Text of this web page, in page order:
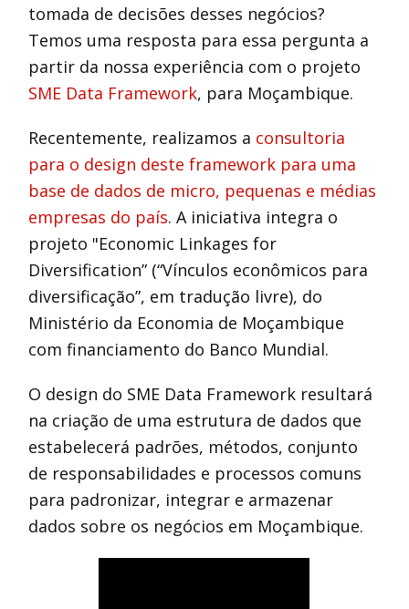
tomada de decisões desses negócios?
Temos uma resposta para essa pergunta a
partir da nossa experiência com o projeto
SME Data Framework, para Moçambique.
Recentemente, realizamos a consultoria
para o design deste framework para uma
base de dados de micro, pequenas e médias
empresas do país. A iniciativa integra o
projeto "Economic Linkages for
Diversification” (“Vínculos econômicos para
diversificação”, em tradução livre), do
Ministério da Economia de Moçambique
com financiamento do Banco Mundial.
O design do SME Data Framework resultará
na criação de uma estrutura de dados que
estabelecerá padrões, métodos, conjunto
de responsabilidades e processos comuns
para padronizar, integrar e armazenar
dados sobre os negócios em Moçambique.